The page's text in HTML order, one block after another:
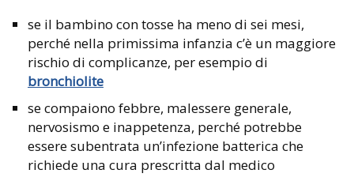
se il bambino con tosse ha meno di sei mesi,
perché nella primissima infanzia c’è un maggiore
rischio di complicanze, per esempio di
bronchiolite
se compaiono febbre, malessere generale,
nervosismo e inappetenza, perché potrebbe
essere subentrata un’infezione batterica che
richiede una cura prescritta dal medico